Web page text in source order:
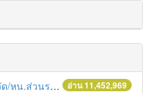
อ่าน 11,452,969
ดือน มิถุนายน 2558